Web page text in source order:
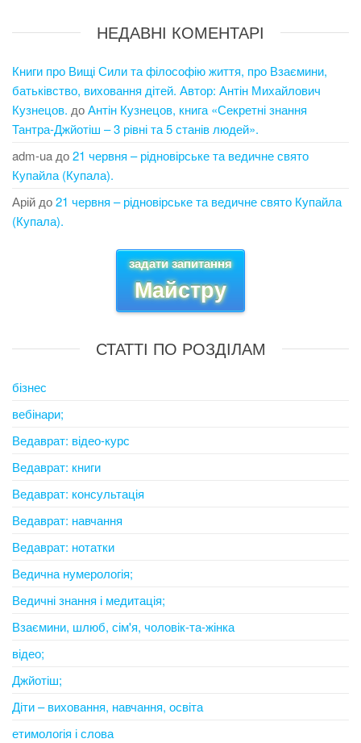
НЕДАВНІ КОМЕНТАРІ
Книги про Вищі Сили та філософію життя, про Взаємини,
батьківство, виховання дітей. Автор: Антін Михайлович
Кузнецов. доАнтін Кузнецов, книга «Секретні знання
Тантра-Джйотіш – 3 рівні та 5 станів людей».
adm-uaдо21 червня – рідновірське та ведичне свято
Купайла (Купала).
Арійдо21 червня – рідновірське та ведичне свято Купайла
(Купала).
задати запитання
Майстру
СТАТТІ ПО РОЗДІЛАМ
бізнес
вебінари;
Ведаврат: відео-курс
Ведаврат: книги
Ведаврат: консультація
Ведаврат: навчання
Ведаврат: нотатки
Ведична нумерологія;
Ведичні знання і медитація;
Взаємини, шлюб, сім'я, чоловік-та-жінка
відео;
Джйотіш;
Діти – виховання, навчання, освіта
етимологія і слова